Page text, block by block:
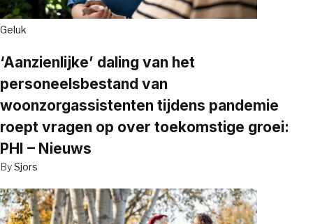
Geluk
‘Aanzienlijke’ daling van het
personeelsbestand van
woonzorgassistenten tijdens pandemie
roept vragen op over toekomstige groei:
PHI – Nieuws
BySjors